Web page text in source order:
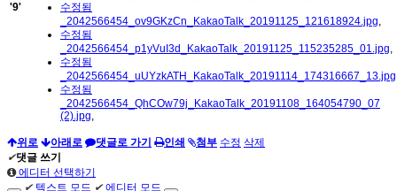
'9'
수정됨
_2042566454_ov9GKzCn_KakaoTalk_20191125_121618924.jpg,
수정됨
_2042566454_p1yVuI3d_KakaoTalk_20191125_115235285_01.jpg,
수정됨
_2042566454_uUYzkATH_KakaoTalk_20191114_174316667_13.jpg
수정됨
_2042566454_QhCOw79j_KakaoTalk_20191108_164054790_07
(2).jpg,
위로 아래로 댓글로 가기 인쇄 첨부 수정 삭제
✔댓글 쓰기
에디터 선택하기
✔ 텍스트 모드 ✔에디터 모드